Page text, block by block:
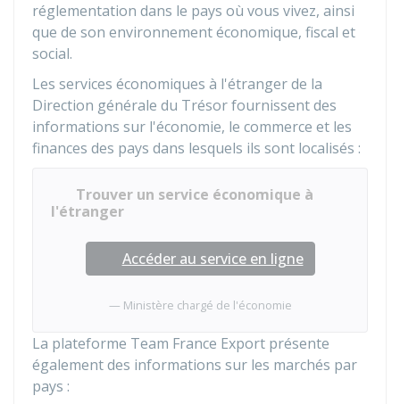
réglementation dans le pays où vous vivez, ainsi
que de son environnement économique, fiscal et
social.
Les services économiques à l'étranger de la
Direction générale du Trésor fournissent des
informations sur l'économie, le commerce et les
finances des pays dans lesquels ils sont localisés :
Trouver un service économique à
l'étranger
Accéder au service en ligne
Ministère chargé de l'économie
La plateforme Team France Export présente
également des informations sur les marchés par
pays :